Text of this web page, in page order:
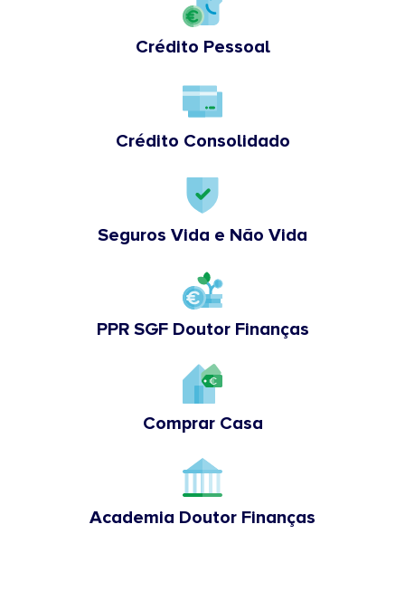
Crédito Pessoal
Crédito Consolidado
Seguros Vida e Não Vida
PPR SGF Doutor Finanças
Comprar Casa
Academia Doutor Finanças